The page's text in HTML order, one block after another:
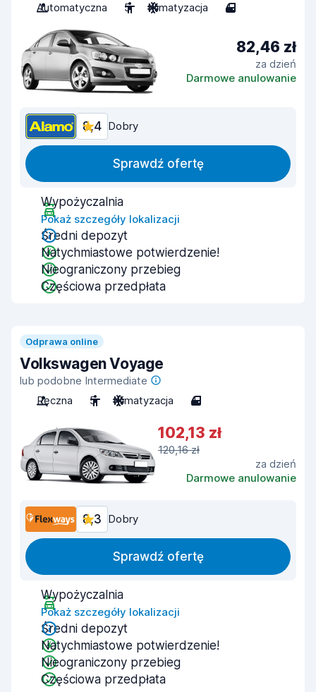
Automatyczna
5 Klimatyzacja 4
82,46 zł
za dzień
Darmowe anulowanie
8,4 Dobry
Sprawdź ofertę
Wypożyczalnia
Pokaż szczegóły lokalizacji
Średni depozyt
Natychmiastowe potwierdzenie!
Nieograniczony przebieg
Częściowa przedpłata
Odprawa online
Volkswagen Voyage
lub podobne Intermediate
Ręczna
5 Klimatyzacja 4
102,13 zł
120,16 zł
za dzień
Darmowe anulowanie
8,3 Dobry
Sprawdź ofertę
Wypożyczalnia
Pokaż szczegóły lokalizacji
Średni depozyt
Natychmiastowe potwierdzenie!
Nieograniczony przebieg
Częściowa przedpłata